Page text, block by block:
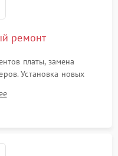
ремонт
платы, замена
Установка новых
или двигателя
тубуса объектива